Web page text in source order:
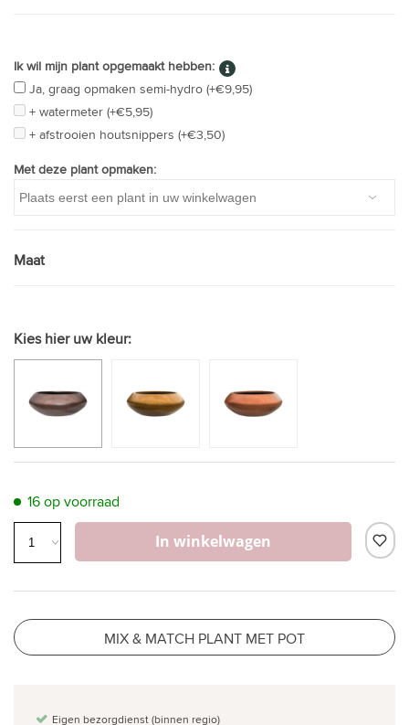
Ik wil mijn plant opgemaakt hebben:
Ja, graag opmaken semi-hydro (+€9,95)
+ watermeter (+€5,95)
+ afstrooien houtsnippers (+€3,50)
Met deze plant opmaken:
Maat
Kies hier uw kleur:
16 op voorraad
In winkelwagen
MIX & MATCH PLANT MET POT
Eigen bezorgdienst (binnen regio)